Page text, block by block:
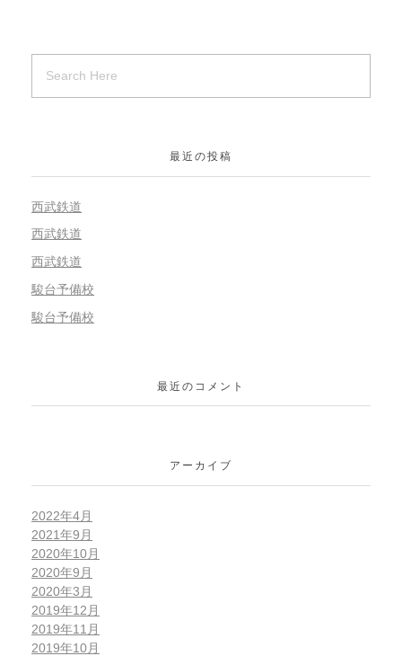
最近の投稿
西武鉄道
西武鉄道
西武鉄道
駿台予備校
駿台予備校
最近のコメント
アーカイブ
2022年4月
2021年9月
2020年10月
2020年9月
2020年3月
2019年12月
2019年11月
2019年10月